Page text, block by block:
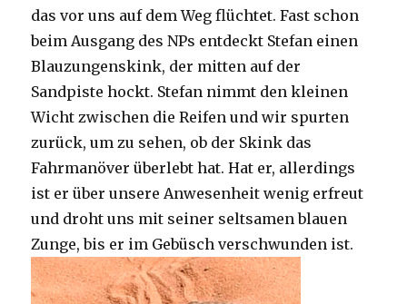
das vor uns auf dem Weg flüchtet. Fast schon
beim Ausgang des NPs entdeckt Stefan einen
Blauzungenskink, der mitten auf der
Sandpiste hockt. Stefan nimmt den kleinen
Wicht zwischen die Reifen und wir spurten
zurück, um zu sehen, ob der Skink das
Fahrmanöver überlebt hat. Hat er, allerdings
ist er über unsere Anwesenheit wenig erfreut
und droht uns mit seiner seltsamen blauen
Zunge, bis er im Gebüsch verschwunden ist.